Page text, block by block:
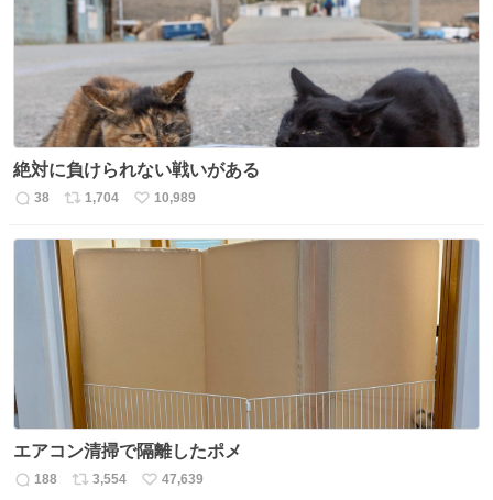
数
絶対に負けられない戦いがある
返
38
リ
ス
ト
数
1,704
い
ね
10,989
エアコン清掃で隔離したポメ
返
188
リ
3,554
い
47,639